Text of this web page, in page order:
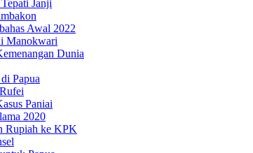
Janji
Awal 2022
Manokwari
Dunia
Papua
Paniai
2020
Rupiah ke KPK